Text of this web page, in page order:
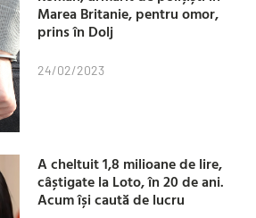
Marea Britanie, pentru omor,
prins în Dolj
24/02/2023
A cheltuit 1,8 milioane de lire,
câștigate la Loto, în 20 de ani.
Acum își caută de lucru